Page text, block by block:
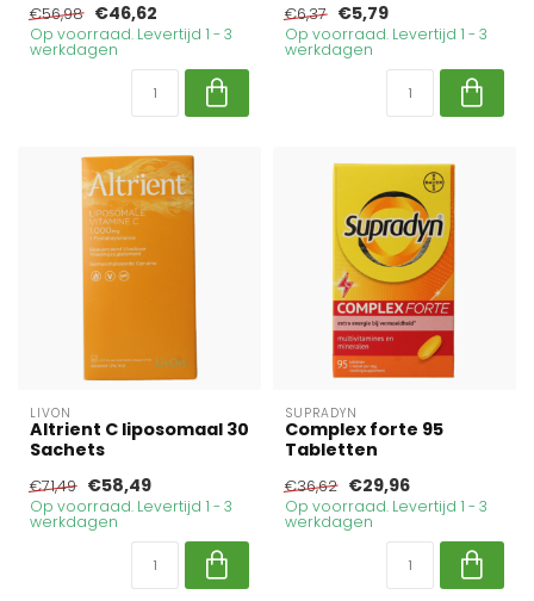
€56,98 €46,62
Op voorraad. Levertijd 1 - 3
werkdagen
€6,37 €5,79
Op voorraad. Levertijd 1 - 3
werkdagen
LIVON
Altrient C liposomaal 30
Sachets
€71,49 €58,49
Op voorraad. Levertijd 1 - 3
werkdagen
SUPRADYN
Complex forte 95
Tabletten
€36,62 €29,96
Op voorraad. Levertijd 1 - 3
werkdagen